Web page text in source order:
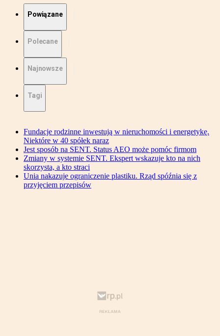
Powiązane
Polecane
Najnowsze
Tagi
Fundacje rodzinne inwestują w nieruchomości i energetykę.
Niektóre w 40 spółek naraz
Jest sposób na SENT. Status AEO może pomóc firmom
Zmiany w systemie SENT. Ekspert wskazuje kto na nich
skorzysta, a kto straci
Unia nakazuje ograniczenie plastiku. Rząd spóźnia się z
przyjęciem przepisów